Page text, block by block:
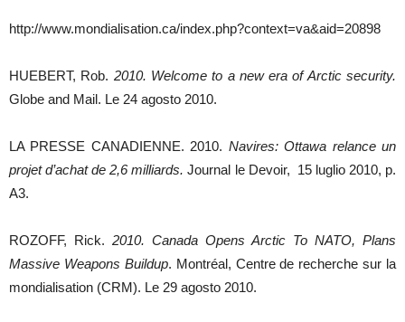
http://www.mondialisation.ca/index.php?context=va&aid=20898
HUEBERT, Rob. 2010. Welcome to a new era of Arctic security.
Globe and Mail. Le 24 agosto 2010.
LA PRESSE CANADIENNE. 2010. Navires: Ottawa relance un
projet d’achat de 2,6 milliards. Journal le Devoir, 15 luglio 2010, p.
A3.
ROZOFF, Rick. 2010. Canada Opens Arctic To NATO, Plans
Massive Weapons Buildup. Montréal, Centre de recherche sur la
mondialisation (CRM). Le 29 agosto 2010.